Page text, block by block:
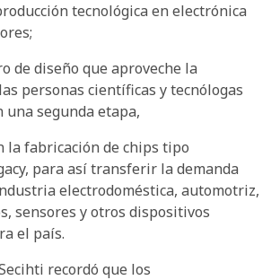
tecnológica en electrónica
de diseño que aproveche la
personas científicas y tecnólogas
una segunda etapa,
la fabricación de chips tipo
para así transferir la demanda
electrodoméstica, automotriz,
sensores y otros dispositivos
el país.
recordó que los